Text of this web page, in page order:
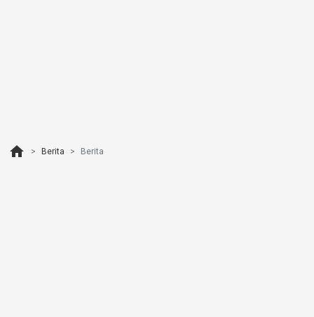
home Berita Berita